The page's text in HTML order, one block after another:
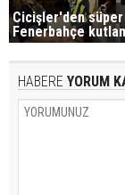
Cicişler'den
Fenerbahçe
HABERE YORUM